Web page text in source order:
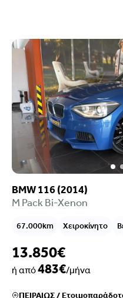
BMW 116 (2014)
M Pack Bi-Xenon
67.000km Χειροκίνητο
13.850€
ή από483€/μήνα
ΠΕΙΡΑΙΩΣ/